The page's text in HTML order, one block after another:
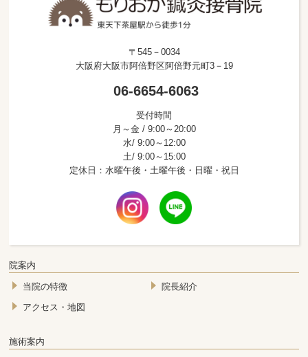
〒545－0034
大阪府大阪市阿倍野区阿倍野元町3－19
06-6654-6063
受付時間
月～金 / 9:00～20:00
水/ 9:00～12:00
土/ 9:00～15:00
定休日：水曜午後・土曜午後・日曜・祝日
院案内
当院の特徴
院長紹介
アクセス・地図
施術案内